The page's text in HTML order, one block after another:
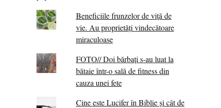
Beneficiile frunzelor de viță de
vie. Au proprietăţi vindecătoare
miraculoase
FOTO// Doi bărbați s-au luat la
bătaie într-o sală de fitness din
cauza unei fete
Cine este Lucifer în Biblie și cât de